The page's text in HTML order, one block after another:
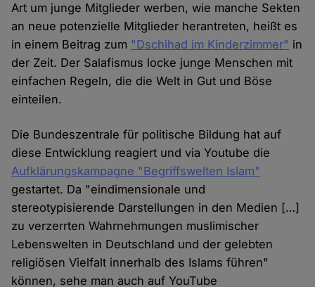
Art um junge Mitglieder werben, wie manche Sekten
an neue potenzielle Mitglieder herantreten, heißt es
in einem Beitrag zum "Dschihad im Kinderzimmer" in
der Zeit. Der Salafismus locke junge Menschen mit
einfachen Regeln, die die Welt in Gut und Böse
einteilen.
Die Bundeszentrale für politische Bildung hat auf
diese Entwicklung reagiert und via Youtube die
Aufklärungskampagne "Begriffswelten Islam"
gestartet. Da "eindimensionale und
stereotypisierende Darstellungen in den Medien […]
zu verzerrten Wahrnehmungen muslimischer
Lebenswelten in Deutschland und der gelebten
religiösen Vielfalt innerhalb des Islams führen"
können, sehe man auch auf YouTube